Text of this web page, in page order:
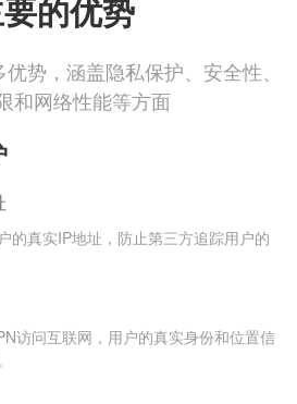
的优势
势，涵盖隐私保护、安全性、
和网络性能等方面
的真实IP地址，防止第三方追踪用户的
访问互联网，用户的真实身份和位置信